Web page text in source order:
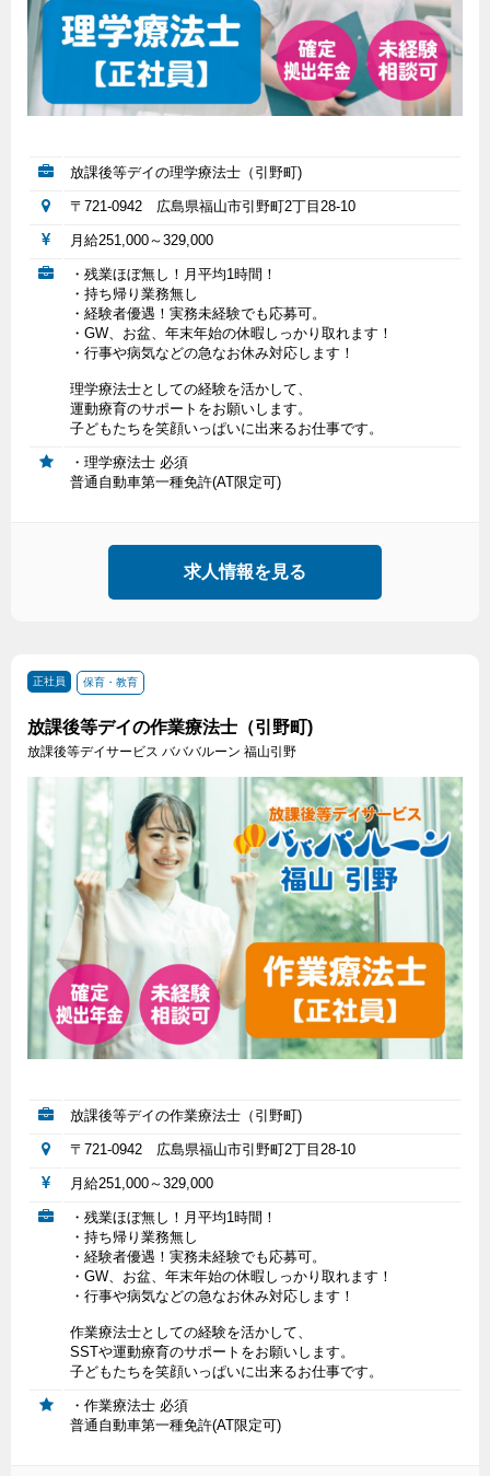
放課後等デイの理学療法士（引野町)
〒721-0942 広島県福山市引野町2丁目28-10
月給251,000～329,000
・残業ほぼ無し！月平均1時間！
・持ち帰り業務無し
・経験者優遇！実務未経験でも応募可。
・GW、お盆、年末年始の休暇しっかり取れます！
・行事や病気などの急なお休み対応します！
理学療法士としての経験を活かして、
運動療育のサポートをお願いします。
子どもたちを笑顔いっぱいに出来るお仕事です。
・理学療法士 必須
普通自動車第一種免許(AT限定可)
求人情報を見る
正社員 保育・教育
放課後等デイの作業療法士（引野町)
放課後等デイサービス バババルーン 福山引野
放課後等デイの作業療法士（引野町)
〒721-0942 広島県福山市引野町2丁目28-10
月給251,000～329,000
・残業ほぼ無し！月平均1時間！
・持ち帰り業務無し
・経験者優遇！実務未経験でも応募可。
・GW、お盆、年末年始の休暇しっかり取れます！
・行事や病気などの急なお休み対応します！
作業療法士としての経験を活かして、
SSTや運動療育のサポートをお願いします。
子どもたちを笑顔いっぱいに出来るお仕事です。
・作業療法士 必須
普通自動車第一種免許(AT限定可)